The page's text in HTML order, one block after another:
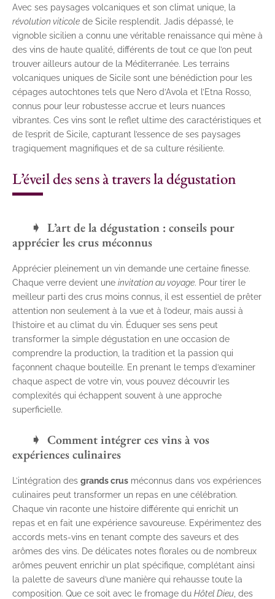
Avec ses paysages volcaniques et son climat unique, la
révolution viticole de Sicile resplendit. Jadis dépassé, le
vignoble sicilien a connu une véritable renaissance qui mène à
des vins de haute qualité, différents de tout ce que l’on peut
trouver ailleurs autour de la Méditerranée. Les terrains
volcaniques uniques de Sicile sont une bénédiction pour les
cépages autochtones tels que Nero d’Avola et l’Etna Rosso,
connus pour leur robustesse accrue et leurs nuances
vibrantes. Ces vins sont le reflet ultime des caractéristiques et
de l’esprit de Sicile, capturant l’essence de ses paysages
tragiquement magnifiques et de sa culture résiliente.
L’éveil des sens à travers la dégustation
L’art de la dégustation : conseils pour
apprécier les crus méconnus
Apprécier pleinement un vin demande une certaine finesse.
Chaque verre devient une invitation au voyage. Pour tirer le
meilleur parti des crus moins connus, il est essentiel de prêter
attention non seulement à la vue et à l’odeur, mais aussi à
l’histoire et au climat du vin. Éduquer ses sens peut
transformer la simple dégustation en une occasion de
comprendre la production, la tradition et la passion qui
façonnent chaque bouteille. En prenant le temps d’examiner
chaque aspect de votre vin, vous pouvez découvrir les
complexités qui échappent souvent à une approche
superficielle.
Comment intégrer ces vins à vos
expériences culinaires
L’intégration des grands crus méconnus dans vos expériences
culinaires peut transformer un repas en une célébration.
Chaque vin raconte une histoire différente qui enrichit un
repas et en fait une expérience savoureuse. Expérimentez des
accords mets-vins en tenant compte des saveurs et des
arômes des vins. De délicates notes florales ou de nombreux
arômes peuvent enrichir un plat spécifique, complétant ainsi
la palette de saveurs d’une manière qui rehausse toute la
composition. Que ce soit avec le fromage du Hôtel Dieu , des